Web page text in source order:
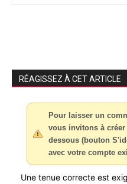
RÉAGISSEZ À CET ARTICLE
Pour laisser un
vous invitons à
dessous (bouton
avec votre compte
Une tenue correcte est